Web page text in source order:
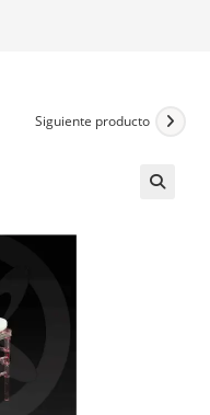
Siguiente producto